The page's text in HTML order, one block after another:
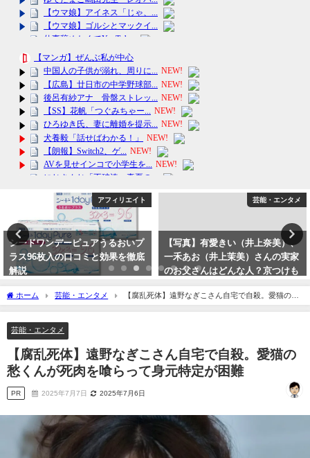
アフィリエイト
シードワンデーピュアうるおいプ
ラス96枚入の口コミと効果を徹底
解説
芸能・エンタメ
【写真】有愛きい（井上奈美）、
一禾あお（井上茉美）さんの実家
のお父さんはどんな人？京つけも
の処近為の井上清孝社長はよく似
ていますね。
ホーム 芸能・エンタメ
【腐乱死体】遠野なぎこさん自宅で自殺。愛猫の愁
くんが死肉を喰らって身元特定が困難
芸能・エンタメ
【腐乱死体】遠野なぎこさん自宅で自殺。愛猫の
愁くんが死肉を喰らって身元特定が困難
PR 2025年7月7日 2025年7月6日